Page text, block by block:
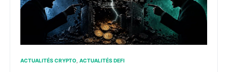
ACTUALITÉS CRYPTO ACTUALITÉS DEFI